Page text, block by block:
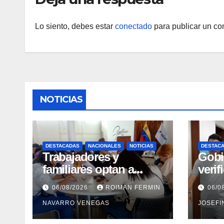
Lo siento, debes estar conectado para publicar un
NOTICIAS
DESTACADAS NACIONALES NOTICIAS
Trabajadores y
familiares optan a
carreras universitarias
mediante convenio
entre MinSalud y la
UCV
06/08/2026 ROIMAN FERMIN
NAVARRO VENEGAS
en06/